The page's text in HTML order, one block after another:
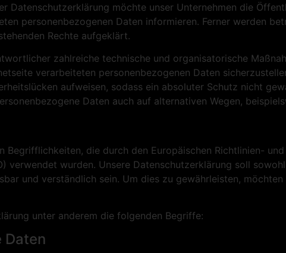
Datenschutzerklärung möchte unser Unternehmen die
personenbezogenen Daten informieren. Ferner werden
Rechte aufgeklärt.
zahlreiche technische und organisatorische
verarbeiteten personenbezogenen Daten
aufweisen, sodass ein absoluter Schutz nicht
Daten auch auf alternativen Wegen,
Begrifflichkeiten, die durch den Europäischen Richtlinien-
verwendet wurden. Unsere Datenschutzerklärung soll
und verständlich sein. Um dies zu gewährleisten,
unter anderem die folgenden Begriffe: